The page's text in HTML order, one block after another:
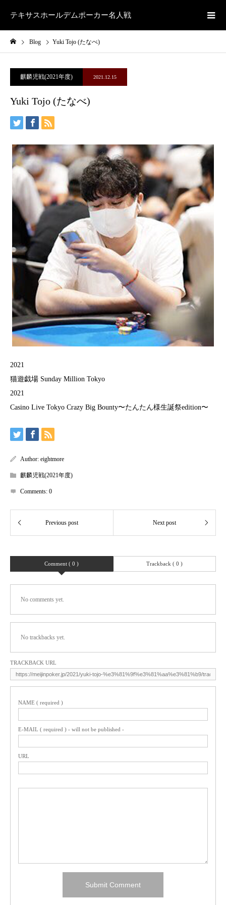
テキサスホールデムポーカー名人戦
Blog Yuki Tojo (たなべ)
麒麟児戦(2021年度) 2021.12.15
Yuki Tojo (たなべ)
2021
猫遊戯場 Sunday Million Tokyo
2021
Casino Live Tokyo Crazy Big Bounty〜たんたん様生誕祭edition〜
Author: eightmore
麒麟児戦(2021年度)
Comments: 0
Comment ( 0 ) Trackback ( 0 )
No comments yet.
No trackbacks yet.
TRACKBACK URL
NAME ( required )
E-MAIL ( required ) - will not be published -
URL